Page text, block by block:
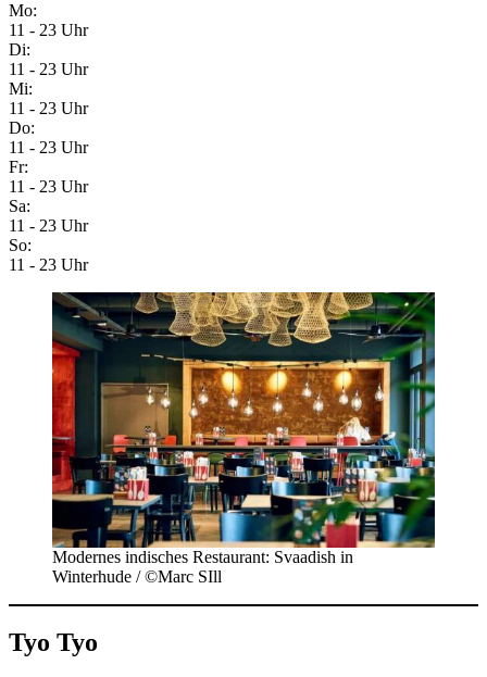
Mo:
11 - 23 Uhr
Di:
11 - 23 Uhr
Mi:
11 - 23 Uhr
Do:
11 - 23 Uhr
Fr:
11 - 23 Uhr
Sa:
11 - 23 Uhr
So:
11 - 23 Uhr
Modernes indisches Restaurant: Svaadish in
Winterhude / ©Marc SIll
Tyo Tyo